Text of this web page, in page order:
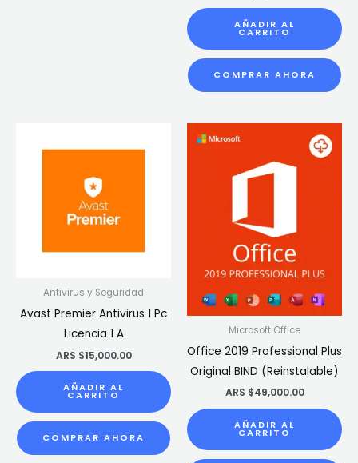
AÑADIR AL
CARRITO
COMPRAR AHORA
Antivirus y Seguridad
Avast Premier Antivirus 1 Pc
Licencia 1 A
ARS $15,000.00
AÑADIR AL
CARRITO
COMPRAR AHORA
Microsoft Office
Office 2019 Professional Plus
Original BIND (Reinstalable)
ARS $49,000.00
AÑADIR AL
CARRITO